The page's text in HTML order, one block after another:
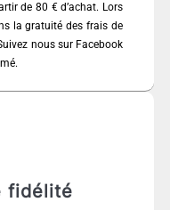
de 80 € d’achat. Lors
la gratuité des frais de
nous sur Facebook
fidélité